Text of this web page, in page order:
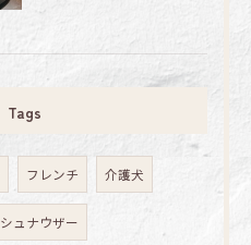
Tags
フレンチ 介護犬
シュナウザー